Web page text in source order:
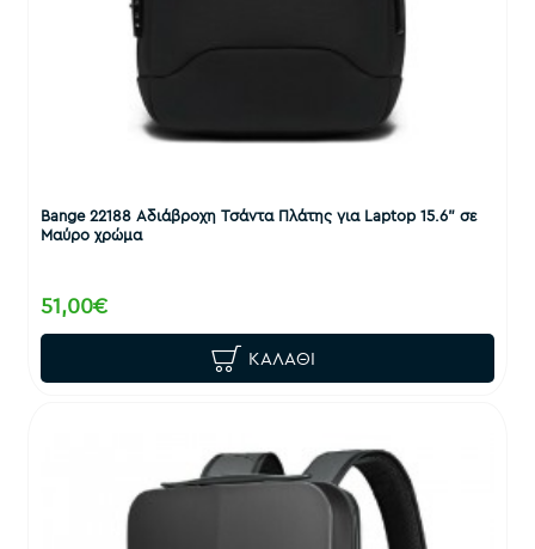
Bange 22188 Αδιάβροχη Τσάντα Πλάτης για Laptop 15.6" σε
Μαύρο χρώμα
51,00€
ΚΑΛΆΘΙ